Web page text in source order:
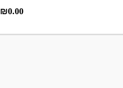
₪0.00